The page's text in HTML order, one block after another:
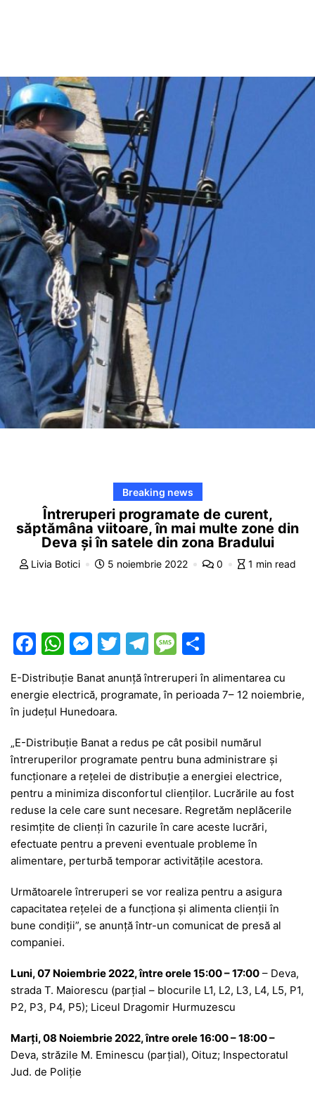
Breaking news
Întreruperi programate de curent,
săptămâna viitoare, în mai multe zone din
Deva și în satele din zona Bradului
Livia Botici 5 noiembrie 2022 0 1 min read
F
a
c
e
b
o
o
k
W
h
at
s
A
p
p
M
s
s
e
n
g
er
T
itt
er
T
e
a
m
M
s
a
g
e
ar
ta
a
z
ă
E-Distribuţie Banat anunță întreruperi în alimentarea cu
energie electrică, programate, în perioada 7– 12 noiembrie,
în județul Hunedoara.
„E-Distribuţie Banat a redus pe cât posibil numărul
întreruperilor programate pentru buna administrare și
funcționare a rețelei de distribuție a energiei electrice,
pentru a minimiza disconfortul clienților. Lucrările au fost
reduse la cele care sunt necesare. Regretăm neplăcerile
resimțite de clienți în cazurile în care aceste lucrări,
efectuate pentru a preveni eventuale probleme în
alimentare, perturbă temporar activitățile acestora.
Următoarele întreruperi se vor realiza pentru a asigura
capacitatea rețelei de a funcționa și alimenta clienții în
bune condiții”, se anunță într-un comunicat de presă al
companiei.
Luni, 07 Noiembrie 2022, între orele 15:00 – 17:00 – Deva,
strada T. Maiorescu (parțial – blocurile L1, L2, L3, L4, L5, P1,
P2, P3, P4, P5); Liceul Dragomir Hurmuzescu
Marţi, 08 Noiembrie 2022, între orele 16:00 – 18:00 –
Deva, străzile M. Eminescu (parțial), Oituz; Inspectoratul
Jud. de Poliție